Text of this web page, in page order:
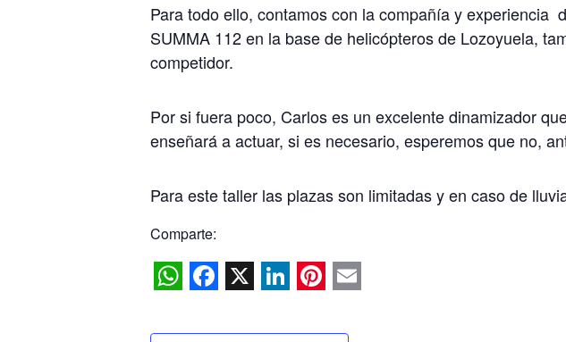
Para todo ello, contamos con la compañía y experiencia
SUMMA 112 en la base de helicópteros de Lozoyuela,
competidor.
Por si fuera poco, Carlos es un excelente dinamizador
enseñará a actuar, si es necesario, esperemos que no,
Para este taller las plazas son limitadas y en caso de
Comparte: